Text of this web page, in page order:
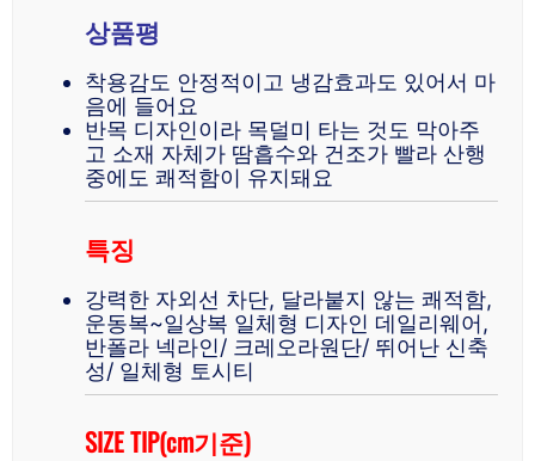
상품평
착용감도 안정적이고 냉감효과도 있어서 마
음에 들어요
반목 디자인이라 목덜미 타는 것도 막아주
고 소재 자체가 땀흡수와 건조가 빨라 산행
중에도 쾌적함이 유지돼요
특징
강력한 자외선 차단, 달라붙지 않는 쾌적함,
운동복~일상복 일체형 디자인 데일리웨어,
반폴라 넥라인/ 크레오라원단/ 뛰어난 신축
성/ 일체형 토시티
SIZE TIP(cm기준)